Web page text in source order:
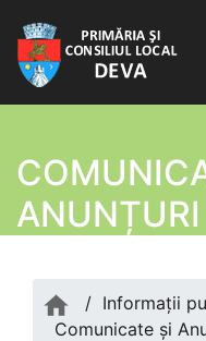
/ Informații
Comunicate şi